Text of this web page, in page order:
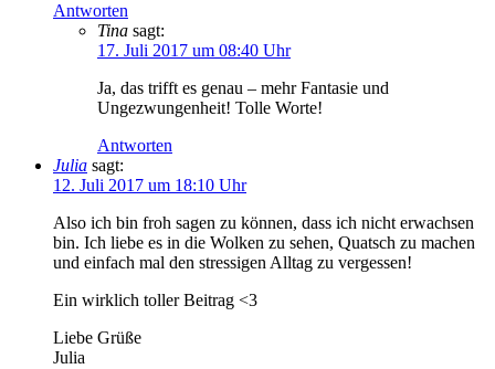
Antworten
Tina sagt:
17. Juli 2017 um 08:40 Uhr
Ja, das trifft es genau – mehr Fantasie und
Ungezwungenheit! Tolle Worte!
Antworten
Julia sagt:
12. Juli 2017 um 18:10 Uhr
Also ich bin froh sagen zu können, dass ich nicht erwachsen
bin. Ich liebe es in die Wolken zu sehen, Quatsch zu machen
und einfach mal den stressigen Alltag zu vergessen!
Ein wirklich toller Beitrag <3
Liebe Grüße
Julia